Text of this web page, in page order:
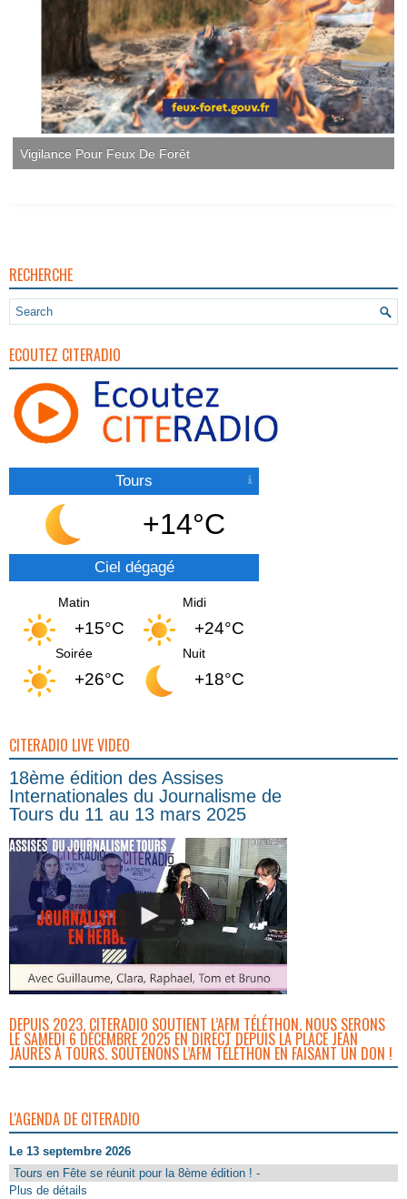
Vigilance Pour Feux De Forêt
RECHERCHE
ECOUTEZ CITERADIO
Tours
+14°C
Ciel dégagé
Matin
+15°C
Midi
+24°C
Soirée
+26°C
Nuit
+18°C
CITERADIO LIVE VIDEO
18ème édition des Assises
Internationales du Journalisme de
Tours du 11 au 13 mars 2025
DEPUIS 2023, CITERADIO SOUTIENT L’AFM TÉLÉTHON. NOUS SERONS
LE SAMEDI 6 DÉCEMBRE 2025 EN DIRECT DEPUIS LA PLACE JEAN
JAURÈS À TOURS. SOUTENONS L’AFM TÉLÉTHON EN FAISANT UN DON !
L'AGENDA DE CITERADIO
Le 13 septembre 2026
Tours en Fête se réunit pour la 8ème édition ! -
Plus de détails